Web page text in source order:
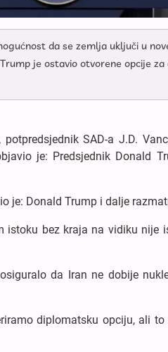
da se zemlja uključi u
je ostavio otvorene opcije
SAD-a J.D.
je: Predsjednik Donald
je: Donald Trump i dalje
bez kraja na vidiku nije
da Iran ne dobije
diplomatsku opciju, ali